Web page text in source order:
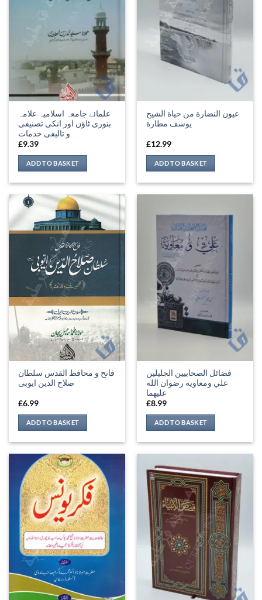
علمائے جامعہ اسلامیہ علامہ
بنوری ٹاؤن اور انکی تصنیفی
و تالیفی خدمات
£9.39
ADD TO BASKET
عيون النضارة من حياة الشيخ
يوسف مطارة
£12.99
ADD TO BASKET
فاتح و محافظ القدس سلطان
صلاح الدین ایوبی
£6.99
ADD TO BASKET
فضائل الصحابيين الجليلين
علي ومعاوية رضوان الله
عليهما
£8.99
ADD TO BASKET